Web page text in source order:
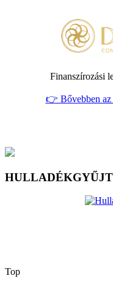
Finanszírozási
👉 Bővebben az
Top